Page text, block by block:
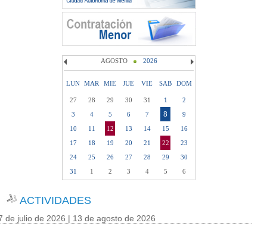
AGOSTO 2026
LUN MAR MIE JUE VIE SAB DOM
27 28 29 30 31 1
2
3
4 5 6 7 8
9
10
11 12 13 14 15
16
17
18 19 20 21 22
23
24
25 26 27 28 29
30
31
1 2 3 4 5 6
ACTIVIDADES
de julio de 2026 | 13 de agosto de 2026